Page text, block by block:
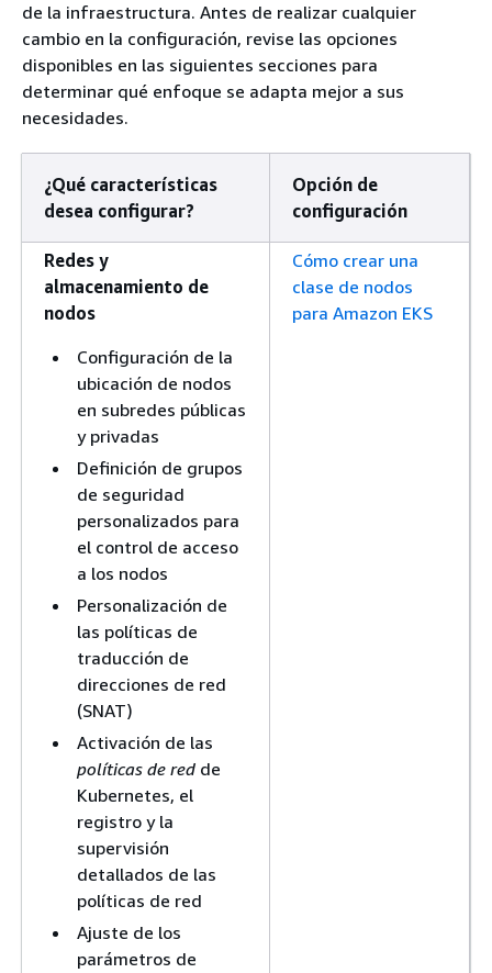
de la infraestructura. Antes de realizar cualquier
cambio en la configuración, revise las opciones
disponibles en las siguientes secciones para
determinar qué enfoque se adapta mejor a sus
necesidades.
¿Qué características
desea configurar?
Opción de
configuración
Redes y
almacenamiento de
nodos
Configuración de la
ubicación de nodos
en subredes públicas
y privadas
Definición de grupos
de seguridad
personalizados para
el control de acceso
a los nodos
Personalización de
las políticas de
traducción de
direcciones de red
(SNAT)
Activación de las
políticas de red de
Kubernetes, el
registro y la
supervisión
detallados de las
políticas de red
Ajuste de los
parámetros de
Cómo crear una
clase de nodos
para Amazon EKS